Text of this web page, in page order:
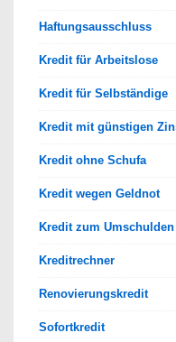
Haftungsausschluss
Kredit für Arbeitslose
Kredit für Selbständige
Kredit mit günstigen
Kredit ohne Schufa
Kredit wegen Geldnot
Kredit zum Umschulden
Kreditrechner
Renovierungskredit
Sofortkredit